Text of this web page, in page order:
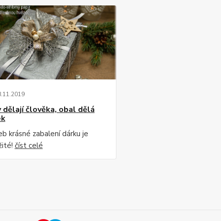
.11.2019
dělají člověka, obal dělá
krásné zabalení dárku je
číst celé